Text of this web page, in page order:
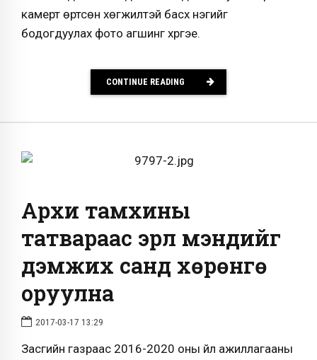
камерт өртсөн хөгжилтэй басхүү нэгийг
бодогдуулах фото агшинг хүргэе.
CONTINUE READING
Архи тамхины
татвараас эрүүл мэндийг
дэмжих санд хөрөнгө
оруулна
2017-03-17 13:29
Засгийн газраас 2016-2020 оны үйл ажиллагааны